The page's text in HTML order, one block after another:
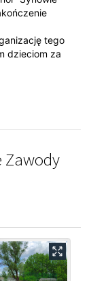
tego
dzieciom za
Zawody